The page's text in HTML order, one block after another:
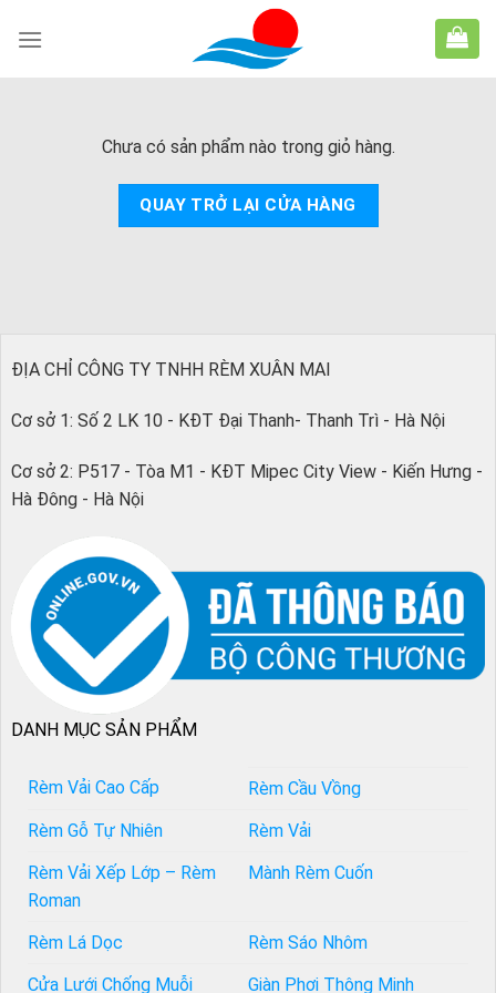
Chưa có sản phẩm nào trong giỏ hàng.
QUAY TRỞ LẠI CỬA HÀNG
ĐỊA CHỈ CÔNG TY TNHH RÈM XUÂN MAI
Cơ sở 1: Số 2 LK 10 - KĐT Đại Thanh- Thanh Trì - Hà Nội
Cơ sở 2: P517 - Tòa M1 - KĐT Mipec City View - Kiến Hưng -
Hà Đông - Hà Nội
DANH MỤC SẢN PHẨM
Rèm Vải Cao Cấp
Rèm Cầu Vồng
Rèm Gỗ Tự Nhiên
Rèm Vải
Rèm Vải Xếp Lớp – Rèm
Roman
Mành Rèm Cuốn
Rèm Lá Dọc
Rèm Sáo Nhôm
Cửa Lưới Chống Muỗi
Giàn Phơi Thông Minh